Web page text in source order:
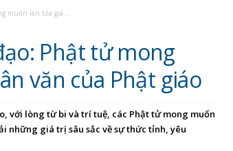
muốn lan tỏa giá...
Phật tử mong
văn của Phật giáo
với lòng từ bi và trí tuệ, các Phật tử mong muốn
những giá trị sâu sắc về sự thức tỉnh, yêu